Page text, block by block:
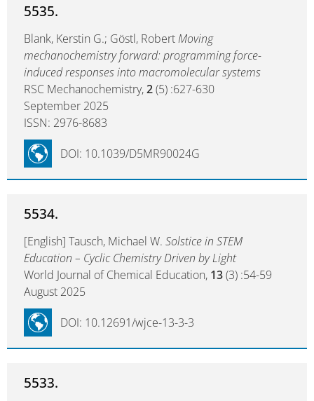
5535.
Blank, Kerstin G.; Göstl, RobertMoving
mechanochemistry forward: programming force-
induced responses into macromolecular systems
RSC Mechanochemistry,2(5) :627-630
September 2025
ISSN: 2976-8683
DOI: 10.1039/D5MR90024G
5534.
[English] Tausch, Michael W. Solstice in STEM
Education – Cyclic Chemistry Driven by Light
World Journal of Chemical Education, 13(3) :54-59
August 2025
DOI: 10.12691/wjce-13-3-3
5533.